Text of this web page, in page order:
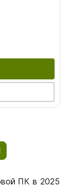
ПК в 2025